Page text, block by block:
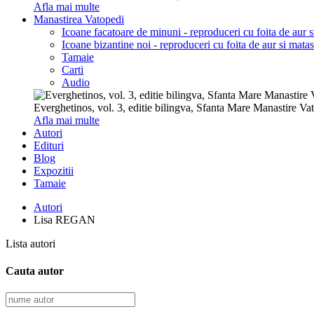
Afla mai multe
Manastirea Vatopedi
Icoane facatoare de minuni - reproduceri cu foita de aur
Icoane bizantine noi - reproduceri cu foita de aur si
Tamaie
Carti
Audio
Everghetinos, vol. 3, editie bilingva, Sfanta Mare Manastire
Afla mai multe
Autori
Edituri
Blog
Expozitii
Tamaie
Autori
Lisa REGAN
Lista autori
Cauta autor